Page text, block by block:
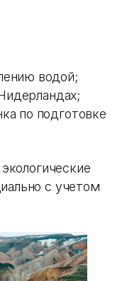
водой;
по подготовке
с учетом